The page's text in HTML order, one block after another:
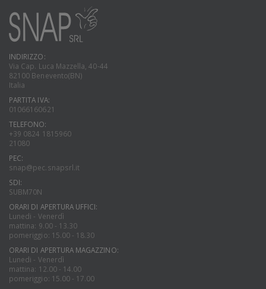
INDIRIZZO:
Via Cap. Luca Mazzella, 40-44
82100 Benevento(BN)
Italia
PARTITA IVA:
01066160621
TELEFONO:
+39 0824 1815960
21080
PEC:
snap@pec.snapsrl.it
SDI:
SUBM70N
ORARI DI APERTURA UFFICI:
Lunedi - Venerdì
mattina: 9.00 - 13.30
pomeriggio: 15.00 - 18.30
ORARI DI APERTURA MAGAZZINO:
Lunedi - Venerdì
mattina: 12.00 - 14.00
pomeriggio: 15.00 - 17.00